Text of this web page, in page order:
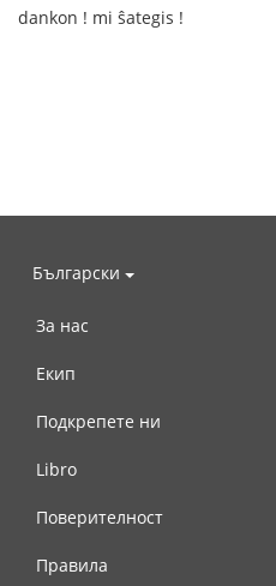
dankon ! mi ŝategis !
Български
За нас
Екип
Подкрепете ни
Libro
Поверителност
Правила